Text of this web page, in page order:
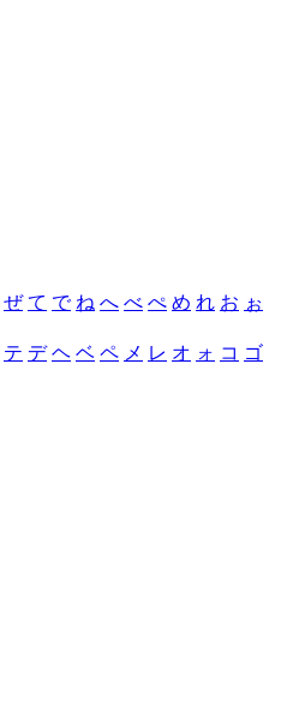
ぜ て で ね へ べ ぺ め れ お ぉ
テ デ ヘ ベ ペ メ レ オ ォ コ ゴ